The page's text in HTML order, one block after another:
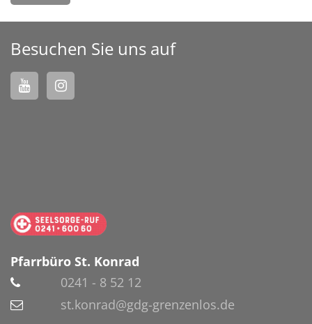
Besuchen Sie uns auf
Pfarrbüro St. Konrad
0241 - 8 52 12
st.konrad@gdg-grenzenlos.de